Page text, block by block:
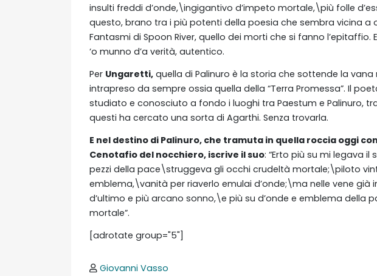
insulti freddi d’onde,\ingigantivo d’impeto mortale,\più folle
questo, brano tra i più potenti della poesia che sembra vicina a
Fantasmi di Spoon River, quello dei morti che si fanno l’epitaffio.
‘o munno d’a verità, autentico.
Per Ungaretti, quella di Palinuro è la storia che sottende la
intrapreso da sempre ossia quella della “Terra Promessa”. Il
studiato e conosciuto a fondo i luoghi tra Paestum e Palinuro, tra
questi ha cercato una sorta di Agarthi. Senza trovarla.
E nel destino di Palinuro, che tramuta in quella roccia oggi
Cenotafio del nocchiero, iscrive il suo: “Erto più su mi legava
pezzi della pace\struggeva gli occhi crudeltà mortale;\piloto
emblema,\vanità per riaverlo emulai d’onde;\ma nelle vene
d’ultimo e più arcano sonno,\e più su d’onde e emblema della
mortale”.
[adrotate group="5"]
Giovanni Vasso